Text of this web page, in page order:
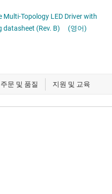
Topology LED Driver with
datasheet (Rev. B)
(영어)